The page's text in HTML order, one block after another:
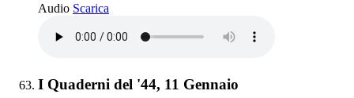
Audio Scarica
Elemento 63:
I Quaderni del '44, 11 Gennaio